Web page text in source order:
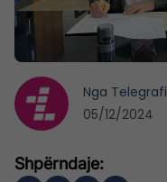
Nga Telegrafi
05/12/2024